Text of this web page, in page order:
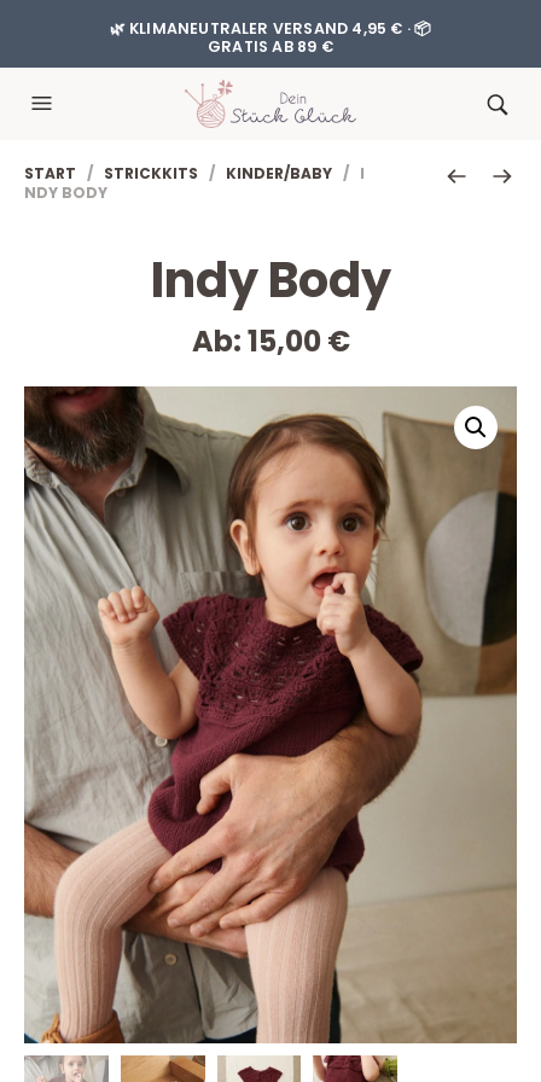
🌿 KLIMANEUTRALER VERSAND 4,95 € · 📦
GRATIS AB 89 €
START / STRICKKITS / KINDER/BABY / I
NDY BODY
Indy Body
Ab:15,00€